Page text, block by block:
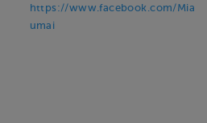
https://www.facebook.com/Mia
umai